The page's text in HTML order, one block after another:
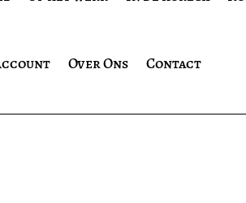
Over Ons Contact